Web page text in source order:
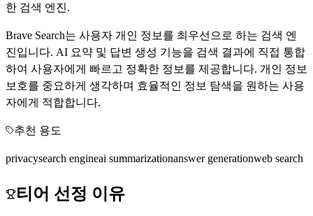
한 검색 엔진.
Brave Search는 사용자 개인 정보를 최우선으로 하는 검색 엔
진입니다. AI 요약 및 답변 생성 기능을 검색 결과에 직접 통합
하여 사용자에게 빠르고 정확한 정보를 제공합니다. 개인 정보
보호를 중요하게 생각하며 효율적인 정보 탐색을 원하는 사용
자에게 적합합니다.
추천 용도
privacysearch engineai summarizationanswer generationweb search
티어 선정 이유